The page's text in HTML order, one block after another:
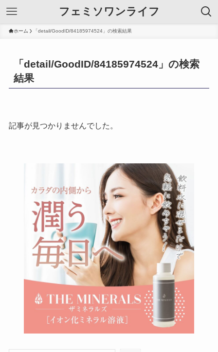
フェミソワンライフ
ホーム 「detail/GoodID/84185974524」の検索結果
「detail/GoodID/84185974524」の検索
結果
記事が見つかりませんでした。